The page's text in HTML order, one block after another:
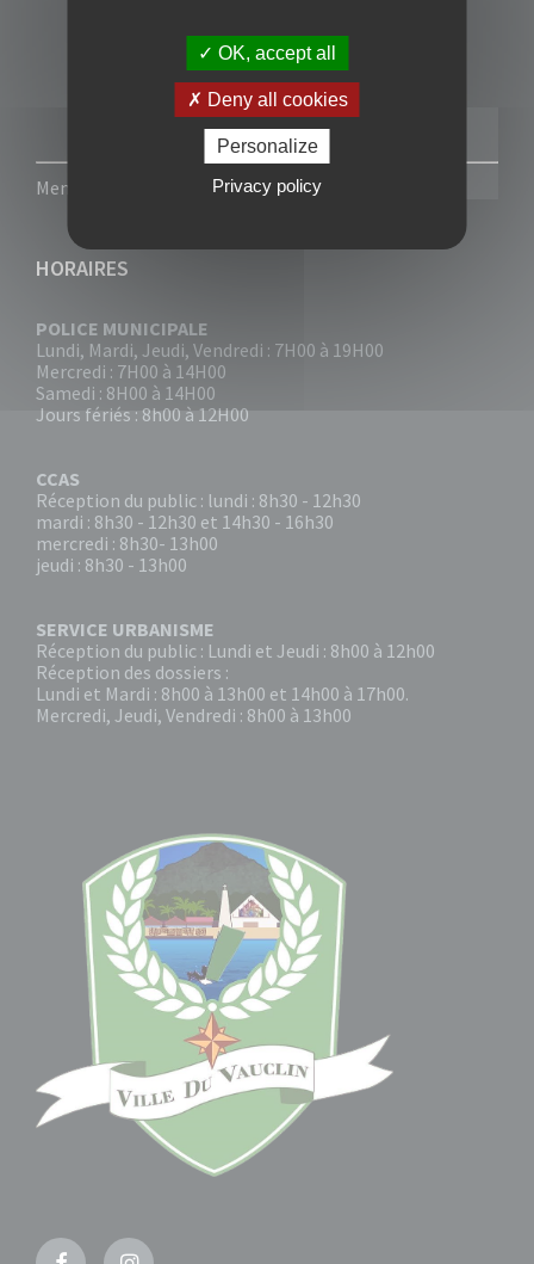
Mentions légales Politique de confidentialité
HORAIRES
POLICE MUNICIPALE
Lundi, Mardi, Jeudi, Vendredi : 7H00 à 19H00
Mercredi : 7H00 à 14H00
Samedi : 8H00 à 14H00
Jours fériés : 8h00 à 12H00
CCAS
Réception du public : lundi : 8h30 - 12h30
mardi : 8h30 - 12h30 et 14h30 - 16h30
mercredi : 8h30- 13h00
jeudi : 8h30 - 13h00
SERVICE URBANISME
Réception du public : Lundi et Jeudi : 8h00 à 12h00
Réception des dossiers :
Lundi et Mardi : 8h00 à 13h00 et 14h00 à 17h00.
Mercredi, Jeudi, Vendredi : 8h00 à 13h00
OK, accept all
Deny all cookies
Personalize
Privacy policy